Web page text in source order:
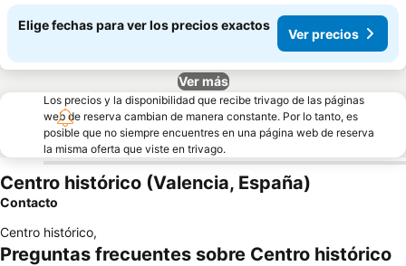
Elige fechas para ver los precios exactos
Ver precios
Ver más
Los precios y la disponibilidad que recibe trivago de las páginas
web de reserva cambian de manera constante. Por lo tanto, es
posible que no siempre encuentres en una página web de reserva
la misma oferta que viste en trivago.
Centro histórico (Valencia, España)
Contacto
Centro histórico,
Preguntas frecuentes sobre Centro histórico